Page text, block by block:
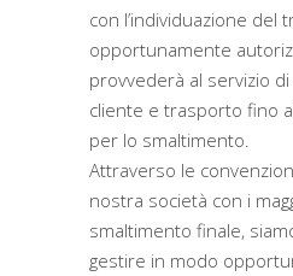
con l’individuazione del
opportunamente
provvederà al servizio
cliente e trasporto fino
per lo smaltimento.
Attraverso le
nostra società con i
smaltimento finale,
gestire in modo